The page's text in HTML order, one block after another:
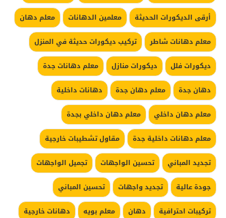
أرقى الديكورات الحديثة
معلمين الدهانات
معلم دهان
معلم دهانات شاطر
تركيب ديكورات حديثة في المنزل
ديكورات فلل
ديكورات منازل
معلم دهانات جدة
دهان جدة
معلم دهان جدة
دهانات داخلية
معلم دهان داخلي
معلم دهان داخلي بجدة
معلم دهانات داخلية جدة
مقاول تشطيبات خارجية
تجديد المباني
تحسين الواجهات
تجميل الواجهات
جودة عالية
تجديد واجهات
تحسين المباني
تركيبات احترافية
دهان معلم بويه
دهانات خارجية